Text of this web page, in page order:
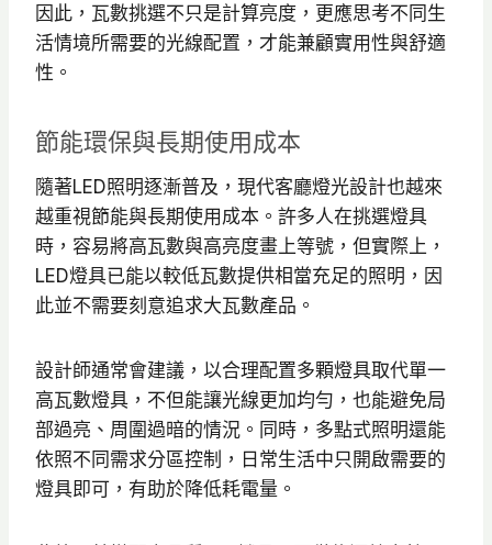
因此，瓦數挑選不只是計算亮度，更應思考不同生
活情境所需要的光線配置，才能兼顧實用性與舒適
性。
節能環保與長期使用成本
隨著LED照明逐漸普及，現代客廳燈光設計也越來
越重視節能與長期使用成本。許多人在挑選燈具
時，容易將高瓦數與高亮度畫上等號，但實際上，
LED燈具已能以較低瓦數提供相當充足的照明，因
此並不需要刻意追求大瓦數產品。
設計師通常會建議，以合理配置多顆燈具取代單一
高瓦數燈具，不但能讓光線更加均勻，也能避免局
部過亮、周圍過暗的情況。同時，多點式照明還能
依照不同需求分區控制，日常生活中只開啟需要的
燈具即可，有助於降低耗電量。